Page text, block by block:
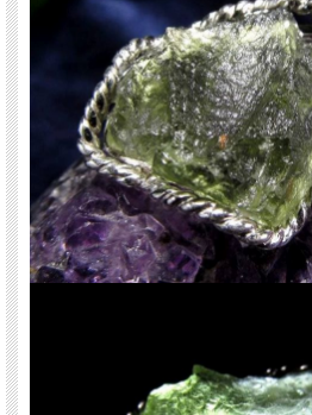
※1点物につき画像は現物を撮影しています。
※チェーンは撮影用です。付属していません。
※天然石ですので細かなカケや凹み、歪な部分
※出来る限り自然な色みになるよう撮影を心が
プレイ環境によって表示される色みに差が出
※サイズは目安です。細かな誤差が出る場合が
※レビューは前回仕入れのものです、画像は今
ます。
関連キーワード